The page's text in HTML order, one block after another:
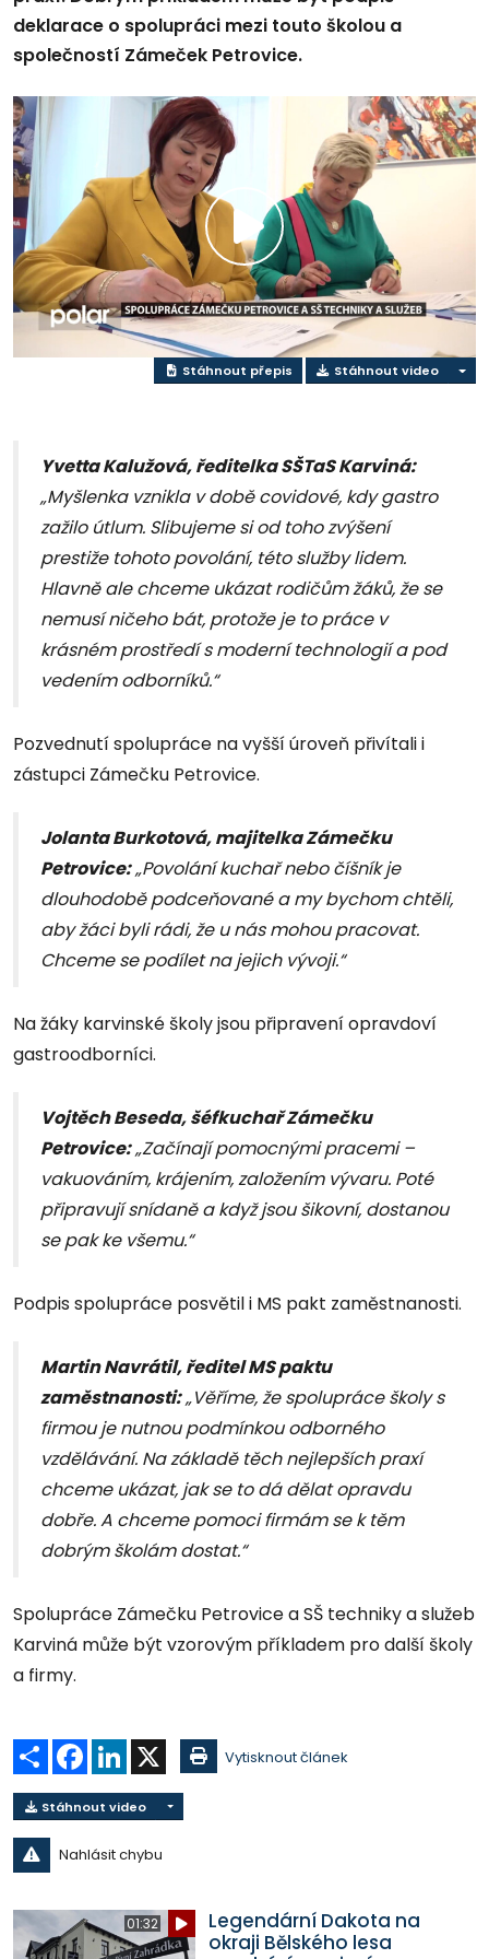
deklarace o spolupráci mezi touto školou a
společností Zámeček Petrovice.
Přehrát
video
Stáhnout přepis Stáhnout video
Yvetta Kalužová, ředitelka SŠTaS Karviná:
„Myšlenka vznikla v době covidové, kdy gastro
zažilo útlum. Slibujeme si od toho zvýšení
prestiže tohoto povolání, této služby lidem.
Hlavně ale chceme ukázat rodičům žáků, že se
nemusí ničeho bát, protože je to práce v
krásném prostředí s moderní technologií a pod
vedením odborníků.“
Pozvednutí spolupráce na vyšší úroveň přivítali i
zástupci Zámečku Petrovice.
Jolanta Burkotová, majitelka Zámečku
Petrovice:„Povolání kuchař nebo číšník je
dlouhodobě podceňované a my bychom chtěli,
aby žáci byli rádi, že u nás mohou pracovat.
Chceme se podílet na jejich vývoji.“
Na žáky karvinské školy jsou připravení opravdoví
gastroodborníci.
Vojtěch Beseda, šéfkuchař Zámečku
Petrovice:„Začínají pomocnými pracemi –
vakuováním, krájením, založením vývaru. Poté
připravují snídaně a když jsou šikovní, dostanou
se pak ke všemu.“
Podpis spolupráce posvětil i MS pakt zaměstnanosti.
Martin Navrátil, ředitel MS paktu
zaměstnanosti:„Věříme, že spolupráce školy s
firmou je nutnou podmínkou odborného
vzdělávání. Na základě těch nejlepších praxí
chceme ukázat, jak se to dá dělat opravdu
dobře. A chceme pomoci firmám se k těm
dobrým školám dostat.“
Spolupráce Zámečku Petrovice a SŠ techniky a služeb
Karviná může být vzorovým příkladem pro další školy
a firmy.
Sdílet Facebook
LinkedIn Vytisknout článek
Stáhnout video
Nahlásit chybu
01:32
Legendární Dakota na
okraji Bělského lesa